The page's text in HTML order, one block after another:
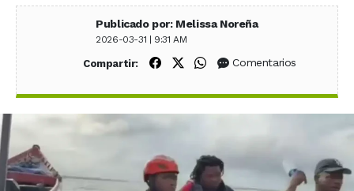
Publicado por: Melissa Noreña
2026-03-31 | 9:31 AM
Compartir: Compartir en Facebook
Compartir en X (Twitter)
Compartir en WhatsApp
Comentarios